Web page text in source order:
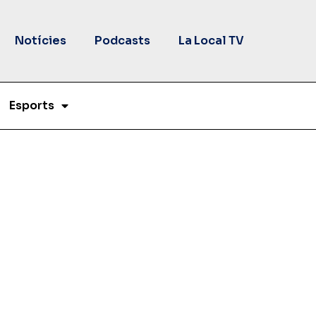
Notícies Podcasts La Local TV
Esports